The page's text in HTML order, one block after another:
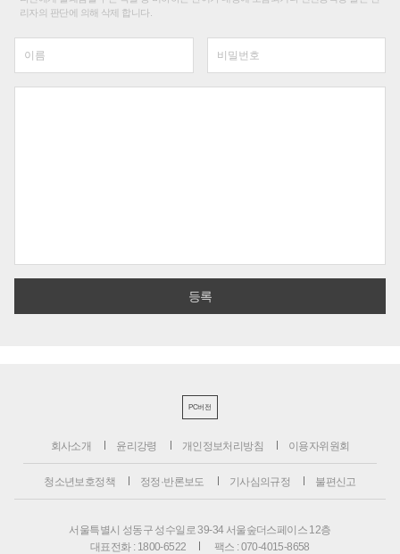
리자의 판단에 의해 삭제 합니다.
PC버전
회사소개 윤리강령 개인정보처리방침 이용자위원회
청소년보호정책 정정·반론보도 기사심의규정 불편신고
서울특별시 성동구 성수일로 39-34 서울숲더스페이스 12층
대표전화 : 1800-6522
팩스 : 070-4015-8658